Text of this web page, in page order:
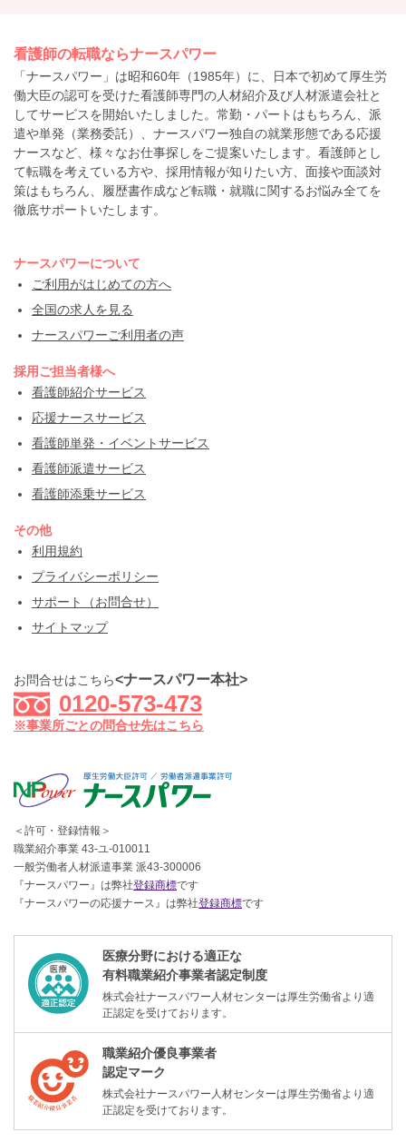
看護師の転職ならナースパワー
「ナースパワー」は昭和60年（1985年）に、日本で初めて厚生労
働大臣の認可を受けた看護師専門の人材紹介及び人材派遣会社と
してサービスを開始いたしました。常勤・パートはもちろん、派
遣や単発（業務委託）、ナースパワー独自の就業形態である応援
ナースなど、様々なお仕事探しをご提案いたします。看護師とし
て転職を考えている方や、採用情報が知りたい方、面接や面談対
策はもちろん、履歴書作成など転職・就職に関するお悩み全てを
徹底サポートいたします。
ナースパワーについて
ご利用がはじめての方へ
全国の求人を見る
ナースパワーご利用者の声
採用ご担当者様へ
看護師紹介サービス
応援ナースサービス
看護師単発・イベントサービス
看護師派遣サービス
看護師添乗サービス
その他
利用規約
プライバシーポリシー
サポート（お問合せ）
サイトマップ
お問合せはこちら<ナースパワー本社>
0120-573-473
※事業所ごとの問合せ先はこちら
＜許可・登録情報＞
職業紹介事業 43-ユ-010011
一般労働者人材派遣事業 派43-300006
『ナースパワー』は弊社登録商標です
『ナースパワーの応援ナース』は弊社登録商標です
医療分野における適正な
有料職業紹介事業者認定制度
株式会社ナースパワー人材センターは厚生労働省より適
正認定を受けております。
職業紹介優良事業者
認定マーク
株式会社ナースパワー人材センターは厚生労働省より適
正認定を受けております。